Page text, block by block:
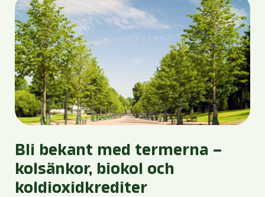
Bli bekant med termerna –
kolsänkor, biokol och
koldioxidkrediter